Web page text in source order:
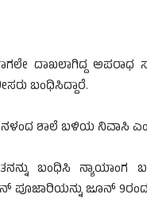
ದಾಖಲಾಗಿದ್ದ ಅಪರಾಧ
ಬಂಧಿಸಿದ್ದಾರೆ.
ಶಾಲೆ ಬಳಿಯ ನಿವಾಸಿ
ಬಂಧಿಸಿ ನ್ಯಾಯಾಂಗ
ಪೂಜಾರಿಯನ್ನು ಜೂನ್